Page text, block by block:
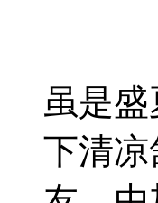
虽是
下清